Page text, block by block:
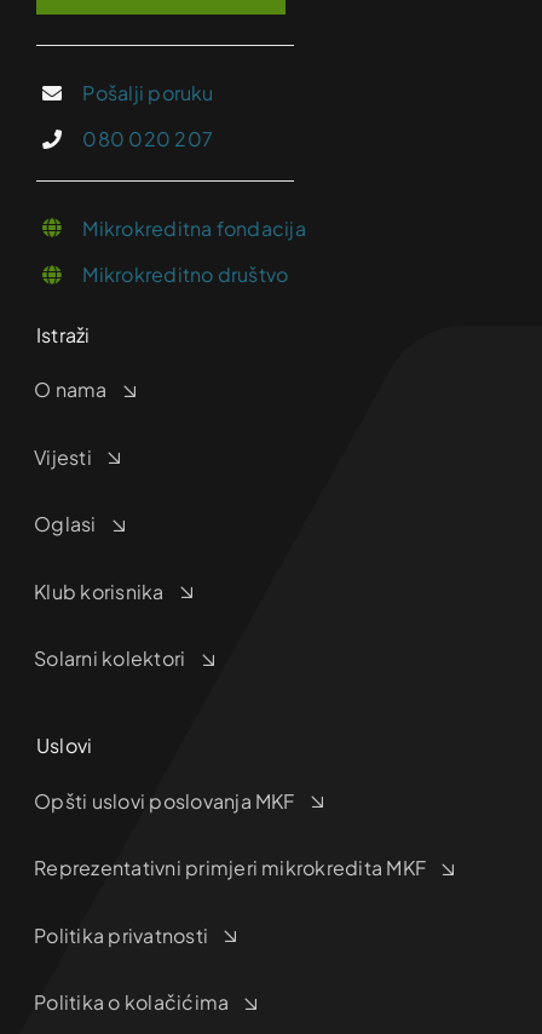
Pošalji poruku
080 020 207
Mikrokreditna fondacija
Mikrokreditno društvo
Istraži
O nama
Vijesti
Oglasi
Klub korisnika
Solarni kolektori
Uslovi
Opšti uslovi poslovanja MKF
Reprezentativni primjeri mikrokredita MKF
Politika privatnosti
Politika o kolačićima